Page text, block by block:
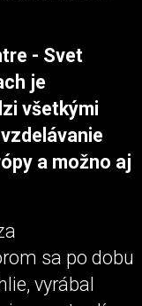
- Svet
je
všetkými
a možno aj
sa po dobu
vyrábal